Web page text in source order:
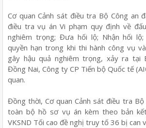
Cơ quan Cảnh sát điều tra Bộ Công an
điều tra vụ án Vi phạm quy định về
nghiêm trọng; Đưa hối lộ; Nhận hối
quyền hạn trong khi thi hành công vụ
gây hậu quả nghiêm trọng, xảy ra tại
Đồng Nai, Công ty CP Tiến bộ Quốc tế
quan.
Đồng thời, Cơ quan Cảnh sát điều tra Bộ
toàn bộ hồ sơ vụ án kèm theo bản
VKSND Tối cao đề nghị truy tố 36 bị can